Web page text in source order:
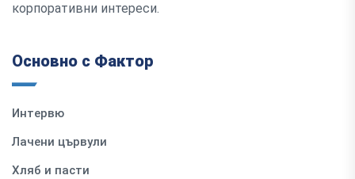
корпоративни интереси.
Основно с Фактор
Интервю
Лачени цървули
Хляб и пасти